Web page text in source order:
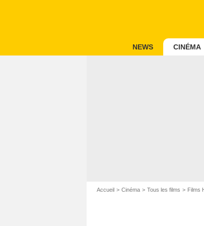
NEWS CINÉMA
Accueil Cinéma Tous les films Films